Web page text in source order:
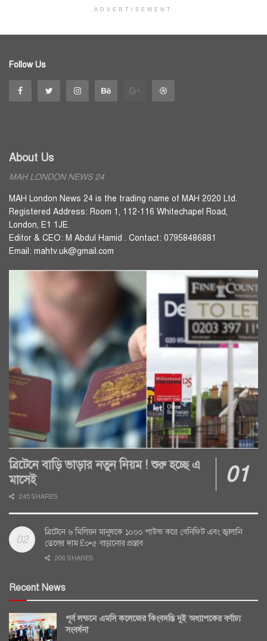
ADVERTISEMENT
Follow Us
About Us
MAH LONDON NEWS 24
MAH London News 24 is the trading name of MAH 2020 Ltd.
Registered Address: Room 1, 112-116 Whitechapel Road,
London, E1 1JE.
Editor & CEO: M Abdul Hamid . Contact: 07958486881
Email: mahtv.uk@gmail.com
ব্রিটেনে বাড়ি ভাড়ার নতুন নিয়ম ! শুরু হচ্ছে এ
মাসেই
245 SHARES
ব্রিটেনে ৬ মিলিয়ন মানুষকে ১০০০ পাউন্ড করে বেনিফিট এবং জ্বালানি
তেলের দাম £০•৫ বাড়ানোর প্রস্তাব
206 SHARES
Recent News
পূর্ব লন্ডনে এমসি কলেজের কিংবদন্তি দুই অধ্যাপকের বর্ণাঢ্য
সংবর্ধনা